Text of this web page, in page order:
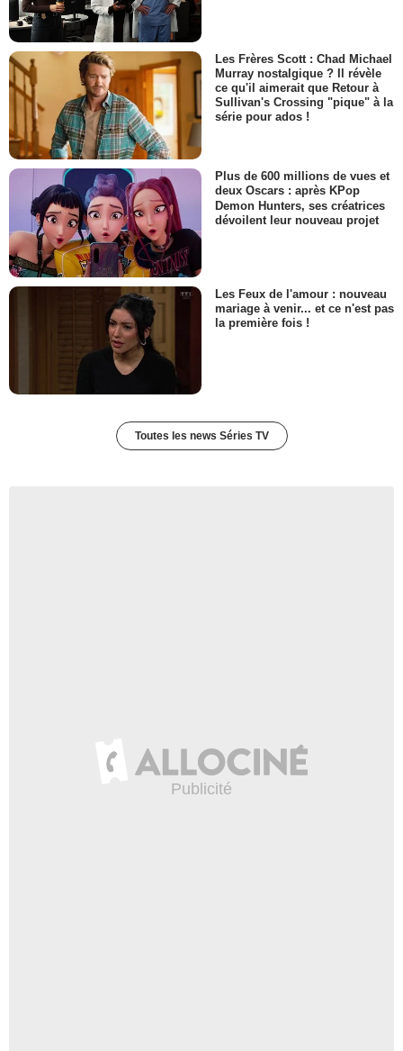
Les Frères Scott : Chad Michael
Murray nostalgique ? Il révèle
ce qu'il aimerait que Retour à
Sullivan's Crossing "pique" à la
série pour ados !
Plus de 600 millions de vues et
deux Oscars : après KPop
Demon Hunters, ses créatrices
dévoilent leur nouveau projet
Les Feux de l'amour : nouveau
mariage à venir... et ce n'est pas
la première fois !
Toutes les news Séries TV